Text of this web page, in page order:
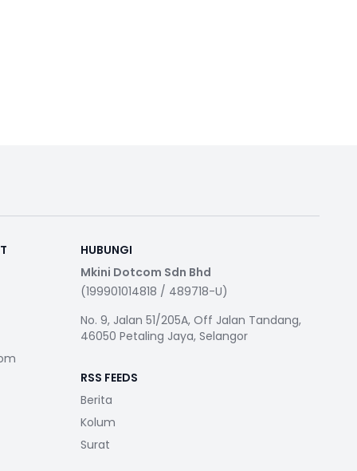
HUBUNGI
Mkini Dotcom Sdn Bhd
(199901014818 / 489718-U)
No. 9, Jalan 51/205A, Off Jalan Tandang,
46050 Petaling Jaya, Selangor
RSS FEEDS
Berita
Kolum
Surat